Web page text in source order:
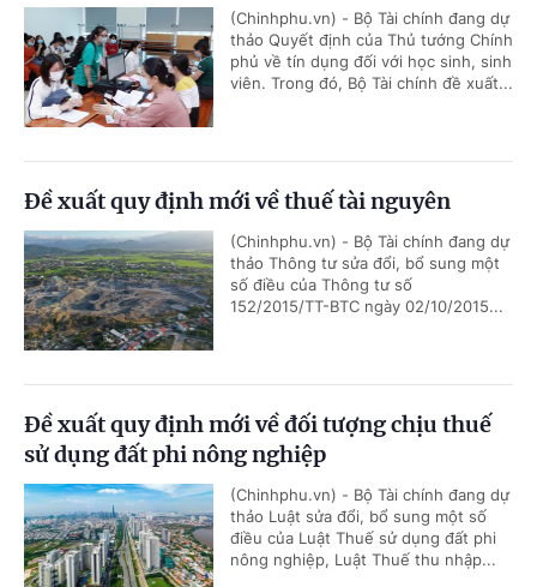
(Chinhphu.vn) - Bộ Tài chính đang dự
thảo Quyết định của Thủ tướng Chính
phủ về tín dụng đối với học sinh, sinh
viên. Trong đó, Bộ Tài chính đề xuất...
Đề xuất quy định mới về thuế tài nguyên
(Chinhphu.vn) - Bộ Tài chính đang dự
thảo Thông tư sửa đổi, bổ sung một
số điều của Thông tư số
152/2015/TT-BTC ngày 02/10/2015...
Đề xuất quy định mới về đối tượng chịu thuế
sử dụng đất phi nông nghiệp
(Chinhphu.vn) - Bộ Tài chính đang dự
thảo Luật sửa đổi, bổ sung một số
điều của Luật Thuế sử dụng đất phi
nông nghiệp, Luật Thuế thu nhập...